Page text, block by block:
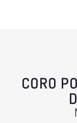
CORO